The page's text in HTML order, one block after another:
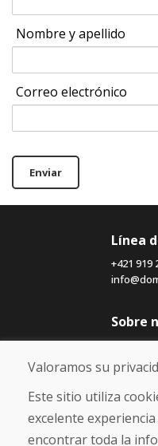
Nombre y apellido
Correo electrónico
Enviar
Línea
+421 919
Sobre
Blog
Sobre
Comercio
Contacto
Valoramos su
Este sitio utiliza
excelente
encontrar toda la